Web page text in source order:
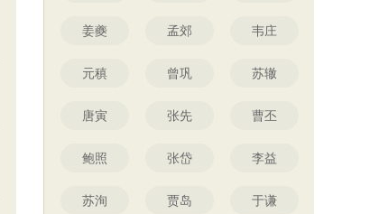
姜夔 孟郊 韦庄
元稹 曾巩 苏辙
唐寅 张先 曹丕
鲍照 张岱 李益
苏洵 贾岛 于谦